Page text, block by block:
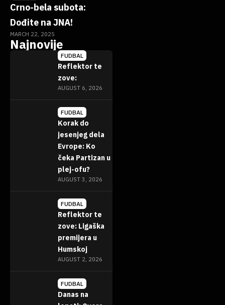
Crno-bela subota:
Dođite na JNA!
MARCH 22, 2025
Najnovije
FUDBAL
Reflektor te
zove:
AUGUST 6, 2026
FUDBAL
Korak do
jesenjeg dela
Evrope: Ko
čeka Partizan u
plej-ofu?
AUGUST 3, 2026
FUDBAL
Reflektor te
zove: Ligaška
premijera u
Humskoj
AUGUST 2, 2026
FUDBAL
Danas na